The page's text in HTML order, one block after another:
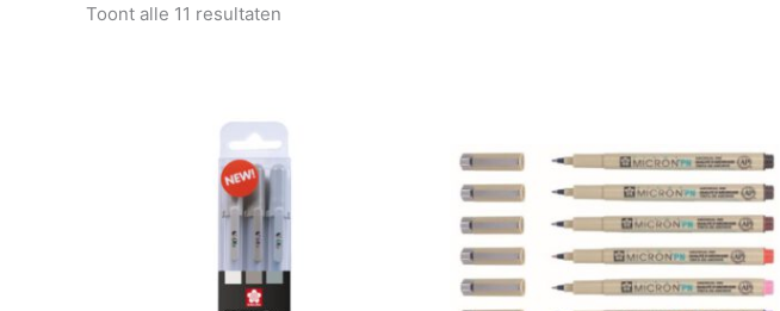
Toont alle 11 resultaten